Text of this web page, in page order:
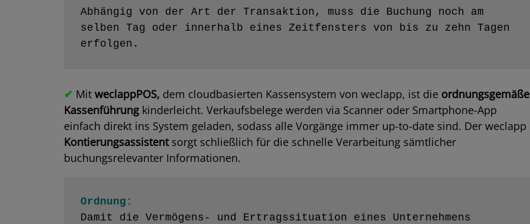
Abhängig von der Art der Transaktion, muss die Buchung noch am
selben Tag oder innerhalb eines Zeitfensters von bis zu zehn Tagen
erfolgen.
✔ Mit weclappPOS, dem cloudbasierten Kassensystem von weclapp, ist die ordnungsgemäße
Kassenführungkinderleicht. Verkaufsbelege werden via Scanner oder Smartphone-App
einfach direkt ins System geladen, sodass alle Vorgänge immer up-to-date sind. Der weclapp
Kontierungsassistentsorgt schließlich für die schnelle Verarbeitung sämtlicher
buchungsrelevanter Informationen.
Ordnung:
Damit die Vermögens- und Ertragssituation eines Unternehmens